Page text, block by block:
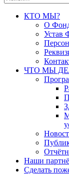
КТО МЫ?
О
Устав
ЧТО МЫ
Наши
Сделать